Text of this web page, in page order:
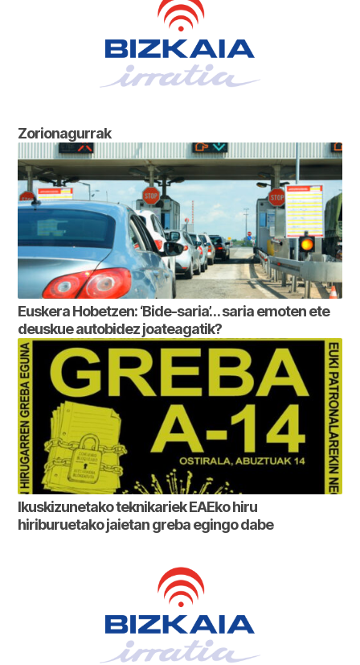
Zorionagurrak
Euskera Hobetzen: ‘Bide-saria’… saria emoten ete
deuskue autobidez joateagatik?
Ikuskizunetako teknikariek EAEko hiru
hiriburuetako jaietan greba egingo dabe